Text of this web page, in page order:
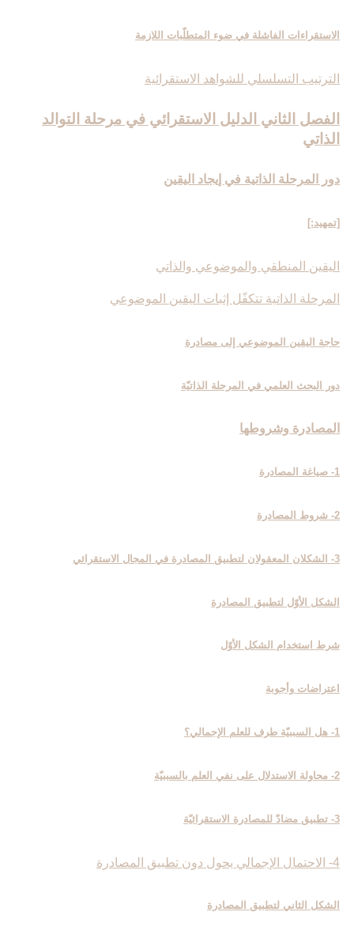
الاستقراءات الفاشلة في ضوء المتطلّبات اللازمة
الترتيب التسلسلي للشواهد الاستقرائية
الفصل الثاني ‏الدليل الاستقرائي في مرحلة التوالد
الذاتي‏
دور المرحلة الذاتية في إيجاد اليقين‏
[تمهيد:]
اليقين المنطقي والموضوعي والذاتي
المرحلة الذاتية تتكفّل إثبات اليقين الموضوعي
حاجة اليقين الموضوعي إلى مصادرة
دور البحث العلمي في المرحلة الذاتيّة
المصادرة وشروطها
1- صياغة المصادرة
2- شروط المصادرة
3- الشكلان المعقولان لتطبيق المصادرة في المجال الاستقرائي‏
الشكل الأوّل لتطبيق المصادرة
شرط استخدام الشكل الأوّل
اعتراضات وأجوبة
1- هل السببيّة طرف للعلم الإجمالي؟
2- محاولة الاستدلال على نفي العلم بالسببيّة
3- تطبيق مضادّ للمصادرة الاستقرائيّة
4- الاحتمال الإجمالي يحول دون تطبيق المصادرة
الشكل الثاني لتطبيق المصادرة